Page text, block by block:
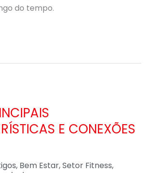
do tempo.
E CONEXÕES
, Bem Estar,Setor Fitness,